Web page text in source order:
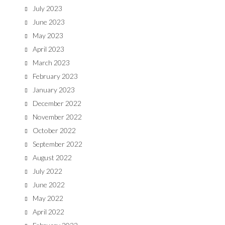
July 2023
June 2023
May 2023
April 2023
March 2023
February 2023
January 2023
December 2022
November 2022
October 2022
September 2022
August 2022
July 2022
June 2022
May 2022
April 2022